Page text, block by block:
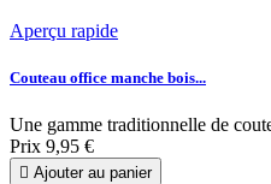
Aperçu rapide
Couteau office manche bois...
Une gamme traditionnelle de
Prix 9,95 €
 Ajouter au panier